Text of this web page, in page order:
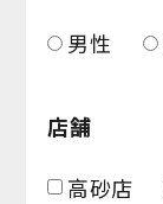
男性
店舗
高砂店